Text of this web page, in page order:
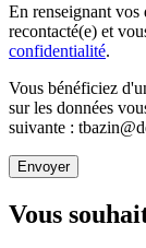
En renseignant vos
recontacté(e) et
confidentialité.
Vous bénéficiez
sur les données
suivante :
Vous